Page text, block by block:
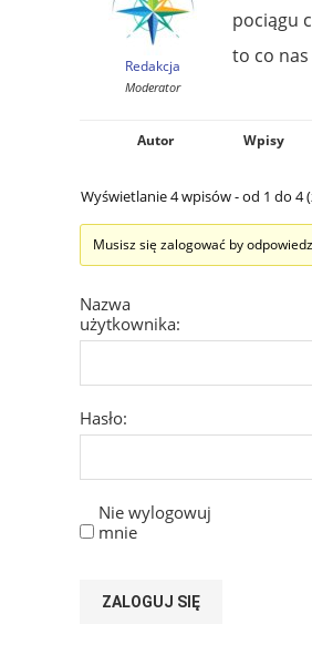
Redakcja
Moderator
pociągu
to co
Autor Wpisy
Wyświetlanie 4 wpisów - od 1 do 4
Musisz się zalogować by
Nazwa
użytkownika:
Hasło:
Nie wylogowuj
mnie
ZALOGUJ SIĘ